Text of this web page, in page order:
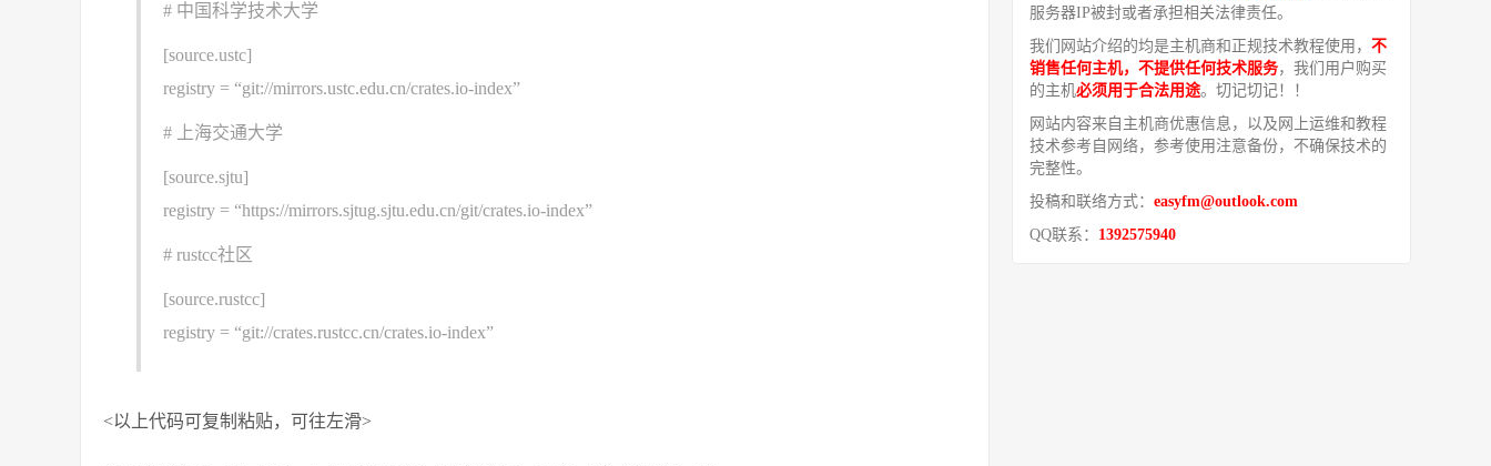
# 中国科学技术大学
[source.ustc]
registry = “git://mirrors.ustc.edu.cn/crates.io-index”
# 上海交通大学
[source.sjtu]
registry = “https://mirrors.sjtug.sjtu.edu.cn/git/crates.io-index”
# rustcc社区
[source.rustcc]
registry = “git://crates.rustcc.cn/crates.io-index”
<以上代码可复制粘贴，可往左滑>
服务器IP被封或者承担相关法律责任。
我们网站介绍的均是主机商和正规技术教程使用， 不
销售任何主机，不提供任何技术服务，我们用户购买
的主机必须用于合法用途。切记切记！！
网站内容来自主机商优惠信息，以及网上运维和教程
技术参考自网络，参考使用注意备份，不确保技术的
完整性。
投稿和联络方式： easyfm@outlook.com
QQ联系： 1392575940